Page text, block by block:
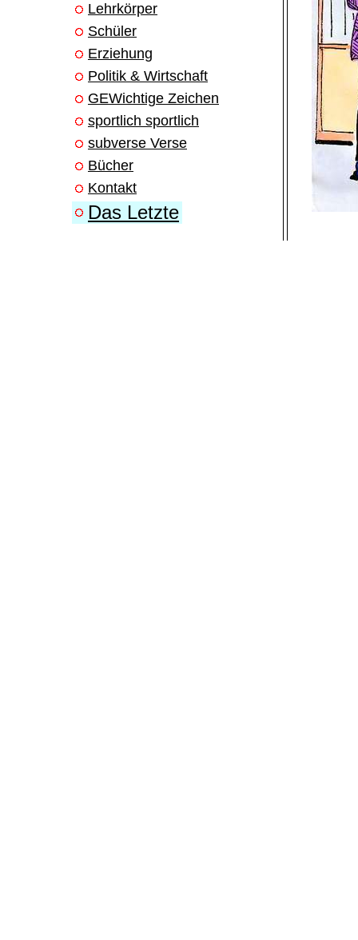
Lehrkörper
Schüler
Erziehung
Politik & Wirtschaft
GEWichtige Zeichen
sportlich sportlich
subverse Verse
Bücher
Kontakt
Das Letzte